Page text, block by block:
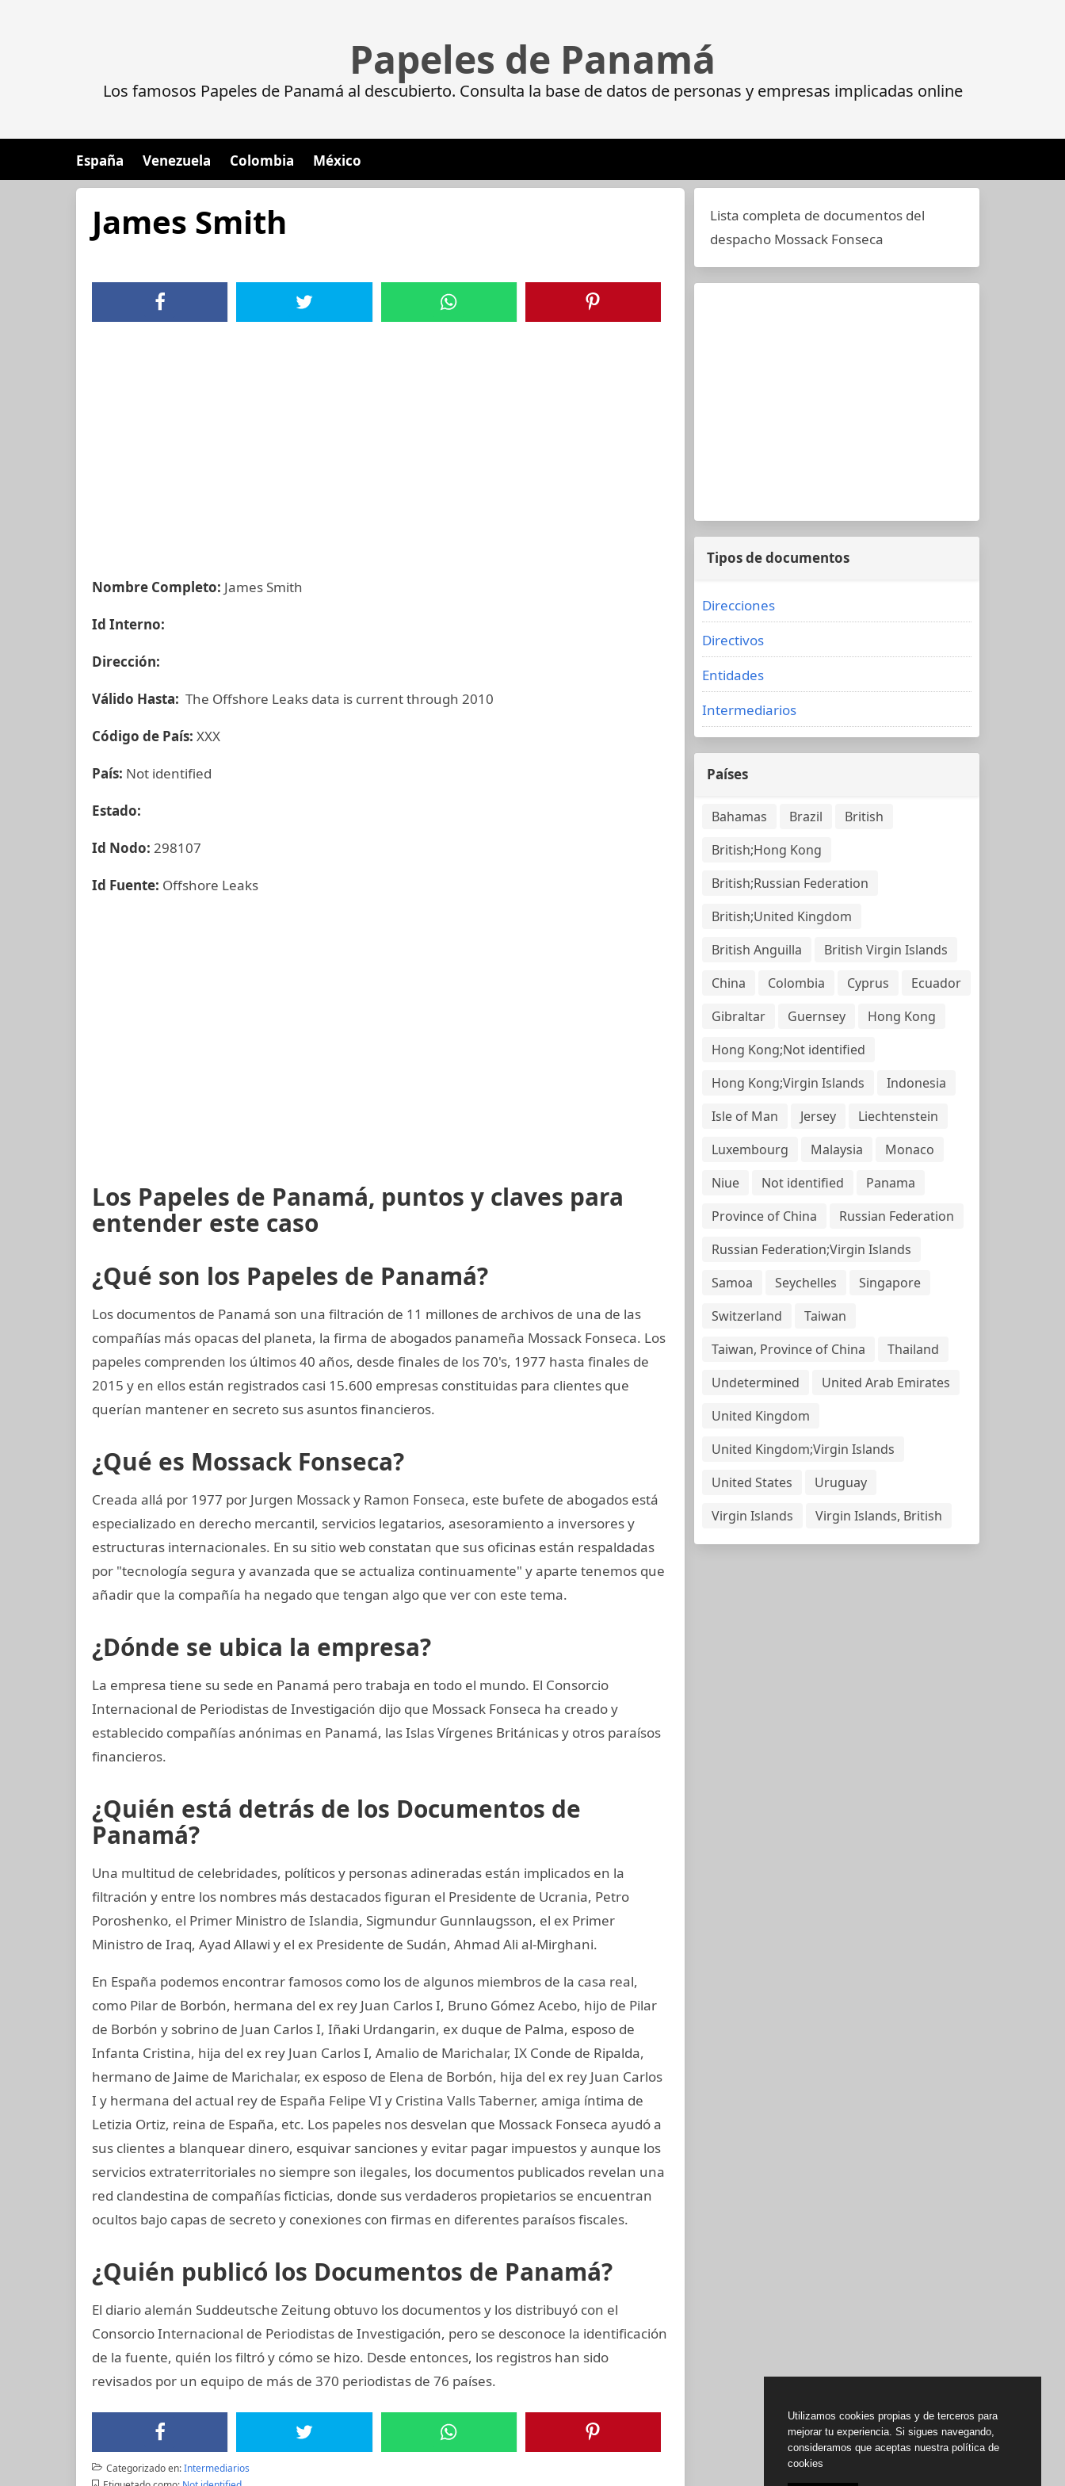
Papeles de Panamá
Los famosos Papeles de Panamá al descubierto. Consulta la base de datos de personas y empresas implicadas online
España Venezuela Colombia México
James Smith
Nombre Completo: James Smith
Id Interno:
Dirección:
Válido Hasta: The Offshore Leaks data is current through 2010
Código de País: XXX
País: Not identified
Estado:
Id Nodo: 298107
Id Fuente: Offshore Leaks
Los Papeles de Panamá, puntos y claves para
entender este caso
¿Qué son los Papeles de Panamá?
Los documentos de Panamá son una filtración de 11 millones de archivos de una de las
compañías más opacas del planeta, la firma de abogados panameña Mossack Fonseca. Los
papeles comprenden los últimos 40 años, desde finales de los 70's, 1977 hasta finales de
2015 y en ellos están registrados casi 15.600 empresas constituidas para clientes que
querían mantener en secreto sus asuntos financieros.
¿Qué es Mossack Fonseca?
Creada allá por 1977 por Jurgen Mossack y Ramon Fonseca, este bufete de abogados está
especializado en derecho mercantil, servicios legatarios, asesoramiento a inversores y
estructuras internacionales. En su sitio web constatan que sus oficinas están respaldadas
por "tecnología segura y avanzada que se actualiza continuamente" y aparte tenemos que
añadir que la compañía ha negado que tengan algo que ver con este tema.
¿Dónde se ubica la empresa?
La empresa tiene su sede en Panamá pero trabaja en todo el mundo. El Consorcio
Internacional de Periodistas de Investigación dijo que Mossack Fonseca ha creado y
establecido compañías anónimas en Panamá, las Islas Vírgenes Británicas y otros paraísos
financieros.
¿Quién está detrás de los Documentos de
Panamá?
Una multitud de celebridades, políticos y personas adineradas están implicados en la
filtración y entre los nombres más destacados figuran el Presidente de Ucrania, Petro
Poroshenko, el Primer Ministro de Islandia, Sigmundur Gunnlaugsson, el ex Primer
Ministro de Iraq, Ayad Allawi y el ex Presidente de Sudán, Ahmad Ali al-Mirghani.
En España podemos encontrar famosos como los de algunos miembros de la casa real,
como Pilar de Borbón, hermana del ex rey Juan Carlos I, Bruno Gómez Acebo, hijo de Pilar
de Borbón y sobrino de Juan Carlos I, Iñaki Urdangarin, ex duque de Palma, esposo de
Infanta Cristina, hija del ex rey Juan Carlos I, Amalio de Marichalar, IX Conde de Ripalda,
hermano de Jaime de Marichalar, ex esposo de Elena de Borbón, hija del ex rey Juan Carlos
I y hermana del actual rey de España Felipe VI y Cristina Valls Taberner, amiga íntima de
Letizia Ortiz, reina de España, etc. Los papeles nos desvelan que Mossack Fonseca ayudó a
sus clientes a blanquear dinero, esquivar sanciones y evitar pagar impuestos y aunque los
servicios extraterritoriales no siempre son ilegales, los documentos publicados revelan una
red clandestina de compañías ficticias, donde sus verdaderos propietarios se encuentran
ocultos bajo capas de secreto y conexiones con firmas en diferentes paraísos fiscales.
¿Quién publicó los Documentos de Panamá?
El diario alemán Suddeutsche Zeitung obtuvo los documentos y los distribuyó con el
Consorcio Internacional de Periodistas de Investigación, pero se desconoce la identificación
de la fuente, quién los filtró y cómo se hizo. Desde entonces, los registros han sido
revisados por un equipo de más de 370 periodistas de 76 países.
Categorizado en:Intermediarios
Lista completa de documentos del
despacho Mossack Fonseca
Tipos de documentos
Direcciones
Directivos
Entidades
Intermediarios
Países
Bahamas Brazil
British
British;Hong Kong
British;Russian Federation
British;United Kingdom
British Anguilla
British Virgin Islands
China
Colombia Cyprus
Ecuador
Gibraltar
Guernsey
Hong Kong
Hong Kong;Not identified
Hong Kong;Virgin Islands
Indonesia
Isle of Man
Jersey
Liechtenstein
Luxembourg
Malaysia
Monaco
Niue
Not identified
Panama
Province of China
Russian Federation
Russian Federation;Virgin Islands
Samoa
Seychelles
Singapore
Switzerland
Taiwan
Taiwan, Province of China
Thailand
Undetermined
United Arab Emirates
United Kingdom
United Kingdom;Virgin Islands
United States
Uruguay
Virgin Islands
Virgin Islands, British
Utilizamos cookies propias y de terceros para
mejorar tu experiencia. Si sigues navegando,
consideramos que aceptas nuestra política de
cookies